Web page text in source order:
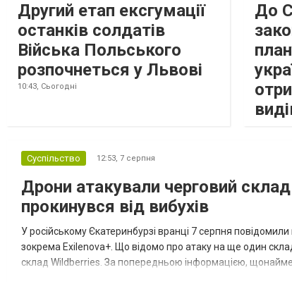
Другий етап ексгумації
останків солдатів
Війська Польського
розпочнеться у Львові
10:43, Сьогодні
До
Суспільство 12:53, 7 серпня
Дрони атакували черговий
прокинувся від вибухів
У російському Єкатеринбурзі вранці 7 серпня
зокрема Exilenova+. Що відомо про атаку на ще один
склад Wildberries. За попередньою інформацією,